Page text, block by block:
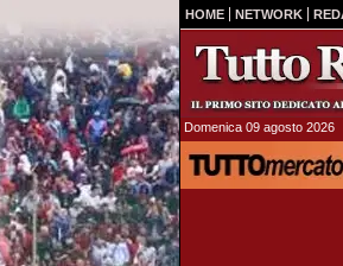
HOME NETWORK
Domenica 09 agosto 2026